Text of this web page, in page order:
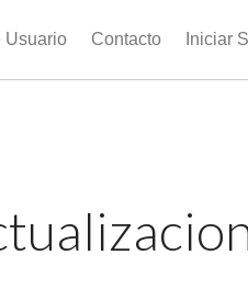
Usuario Contacto Iniciar